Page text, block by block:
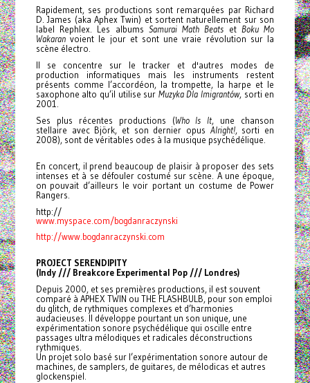
Rapidement, ses productions sont remarquées par Richard
D. James (aka Aphex Twin) et sortent naturellement sur son
label Rephlex. Les albums Samurai Math Beats et Boku Mo
Wakaranvoient le jour et sont une vraie révolution sur la
scène électro.
Il se concentre sur le tracker et d'autres modes de
production informatiques mais les instruments restent
présents comme l’accordéon, la trompette, la harpe et le
saxophone alto qu’il utilise sur Muzyka Dla Imigrantów, sorti en
2001.
Ses plus récentes productions (Who Is It, une chanson
stellaire avec Björk, et son dernier opus Alright!, sorti en
2008), sont de véritables odes à la musique psychédélique.
En concert, il prend beaucoup de plaisir à proposer des sets
intenses et à se défouler costumé sur scène. A une époque,
on pouvait d’ailleurs le voir portant un costume de Power
Rangers.
http://
www.myspace.com/bogdanraczynski
http://www.bogdanraczynski.com
PROJECT SERENDIPITY
(Indy /// Breakcore Experimental Pop /// Londres)
Depuis 2000, et ses premières productions, il est souvent
comparé à APHEX TWIN ou THE FLASHBULB, pour son emploi
du glitch, de rythmiques complexes et d’harmonies
audacieuses. Il développe pourtant un son unique, une
expérimentation sonore psychédélique qui oscille entre
passages ultra mélodiques et radicales déconstructions
rythmiques.
Un projet solo basé sur l’expérimentation sonore autour de
machines, de samplers, de guitares, de mélodicas et autres
glockenspiel.